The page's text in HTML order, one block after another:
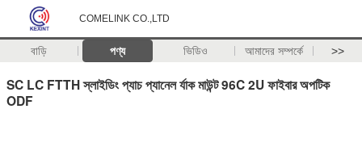
COMELINK CO.,LTD
বাড়ি পণ্য ভিডিও আমাদের সম্পর্কে >>
SC LC FTTH স্লাইডিং প্যাচ প্যানেল র্যাক মাউন্ট 96C 2U ফাইবার অপটিক
ODF